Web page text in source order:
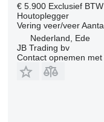
€ 5.900 Exclusief BTW
Houtoplegger
Vering veer/veer
Nederland, Ede
JB Trading bv
Contact opnemen